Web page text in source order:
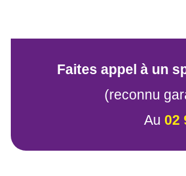
Faites appel à un
(reconnu
Au 02